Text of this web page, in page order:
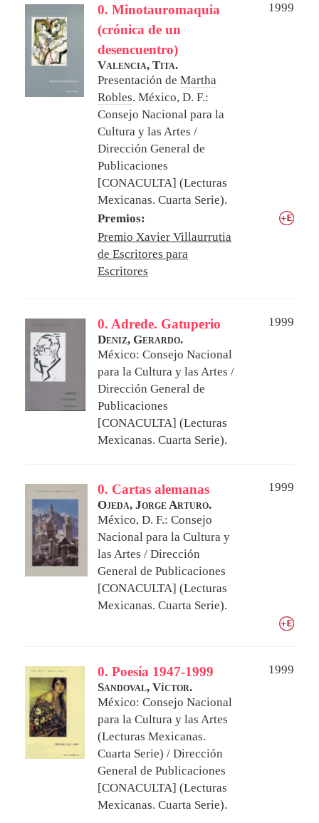
0. Minotauromaquia
(crónica de un
desencuentro)
1999
Valencia, Tita.
Presentación de Martha
Robles. México, D. F.:
Consejo Nacional para la
Cultura y las Artes /
Dirección General de
Publicaciones
[CONACULTA] (Lecturas
Mexicanas. Cuarta Serie).
Premios:
Premio Xavier Villaurrutia
de Escritores para
Escritores
0. Adrede. Gatuperio
1999
Deniz, Gerardo.
México: Consejo Nacional
para la Cultura y las Artes /
Dirección General de
Publicaciones
[CONACULTA] (Lecturas
Mexicanas. Cuarta Serie).
0. Cartas alemanas
1999
Ojeda, Jorge Arturo.
México, D. F.: Consejo
Nacional para la Cultura y
las Artes / Dirección
General de Publicaciones
[CONACULTA] (Lecturas
Mexicanas. Cuarta Serie).
0. Poesía 1947-1999
1999
Sandoval, Víctor.
México: Consejo Nacional
para la Cultura y las Artes
(Lecturas Mexicanas.
Cuarta Serie) / Dirección
General de Publicaciones
[CONACULTA] (Lecturas
Mexicanas. Cuarta Serie).